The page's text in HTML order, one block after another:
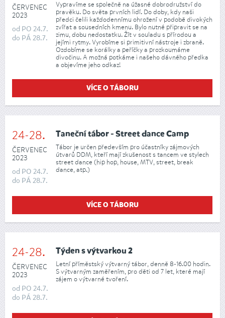
ČERVENEC
2023
od PO 24.7.
do PÁ 28.7.
Vypravíme se společně na úžasné dobrodružství do
pravěku. Do světa prvních lidí. Do doby, kdy naši
předci čelili každodennímu ohrožení v podobě divokých
zvířat a sousedních kmenu. Bylo nutné připravit se na
zimu, dobu nedostatku. Žít v souladu s přírodou a
jejími rytmy. Vyrobíme si primitivní nástroje i zbraně.
Ozdobíme se korálky a peříčky a prozkoumáme
divočinu. A možná potkáme i našeho dávného předka
a objevíme jeho odkaz!
VÍCE O TÁBORU
24-28.
ČERVENEC
2023
od PO 24.7.
do PÁ 28.7.
Taneční tábor - Street dance Camp
Tábor je určen především pro účastníky zájmových
útvarů DDM, kteří mají zkušenost s tancem ve stylech
street dance (hip hop, house, MTV, street, break
dance, atp.)
VÍCE O TÁBORU
24-28.
ČERVENEC
2023
od PO 24.7.
do PÁ 28.7.
Týden s výtvarkou 2
Letní příměstský výtvarný tábor, denně 8-16.00 hodin.
S výtvarným zaměřením, pro děti od 7 let, které mají
zájem o výtvarné tvoření.